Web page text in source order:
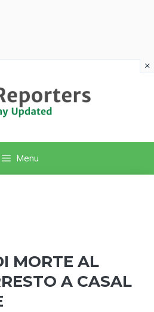
Menu
MORTE AL
A CASAL
×